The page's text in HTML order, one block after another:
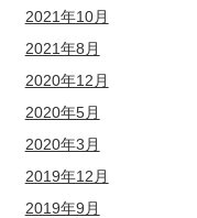
2021年10月
2021年8月
2020年12月
2020年5月
2020年3月
2019年12月
2019年9月